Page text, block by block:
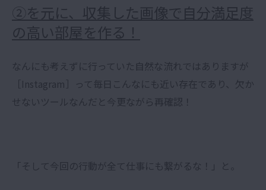
②を元に、収集した画像で自分満足度
の高い部屋を作る！
なんにも考えずに行っていた自然な流れではありますが
［Instagram］って毎日こんなにも近い存在であり、欠か
せないツールなんだと今更ながら再確認！
「そして今回の行動が全て仕事にも繋がるな！」と。